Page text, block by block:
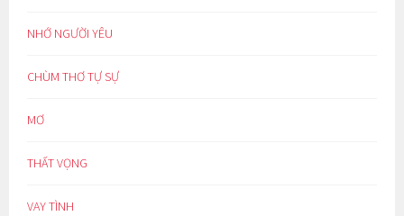
NHỚ NGƯỜI YÊU
CHÙM THƠ TỰ SỰ
MƠ
THẤT VỌNG
VAY TÌNH